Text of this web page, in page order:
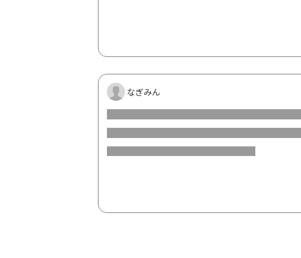
レクタブルの後に座薬を続け、3月くらいまで
その後5月に復職してからは粘液便と出血、肛門
大腸カメラの結果、直腸周辺の炎症が悪化して
クリニックから総合病院を紹介されて受診予定
硬めの便が通るたびに排便時に悶えるほどの激
また水様便でもないのに、排便後にナプキンに
なぎみん